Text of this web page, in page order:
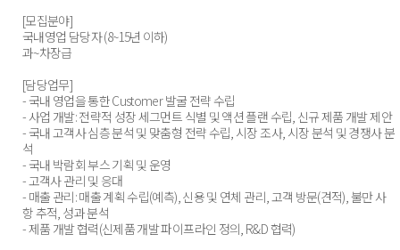
[모집분야]
국내영업 담당자 (8~15년 이하)
과~차장급
[담당업무]
- 국내 영업을 통한 Customer 발굴 전략 수립
- 사업 개발: 전략적 성장 세그먼트 식별 및 액션 플랜 수립, 신규 제품 개발 제안
- 국내 고객사 심층 분석 및 맞춤형 전략 수립, 시장 조사, 시장 분석 및 경쟁사 분
석
- 국내 박람회 부스 기획 및 운영
- 고객사 관리 및 응대
- 매출 관리: 매출 계획 수립(예측), 신용 및 연체 관리, 고객 방문(견적), 불만 사
항 추적, 성과 분석
- 제품 개발 협력(신제품 개발 파이프라인 정의, R&D 협력)